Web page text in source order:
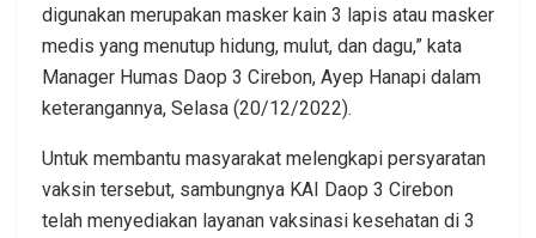
digunakan merupakan masker kain 3 lapis atau masker
medis yang menutup hidung, mulut, dan dagu,” kata
Manager Humas Daop 3 Cirebon, Ayep Hanapi dalam
keterangannya, Selasa (20/12/2022).
Untuk membantu masyarakat melengkapi persyaratan
vaksin tersebut, sambungnya KAI Daop 3 Cirebon
telah menyediakan layanan vaksinasi kesehatan di 3